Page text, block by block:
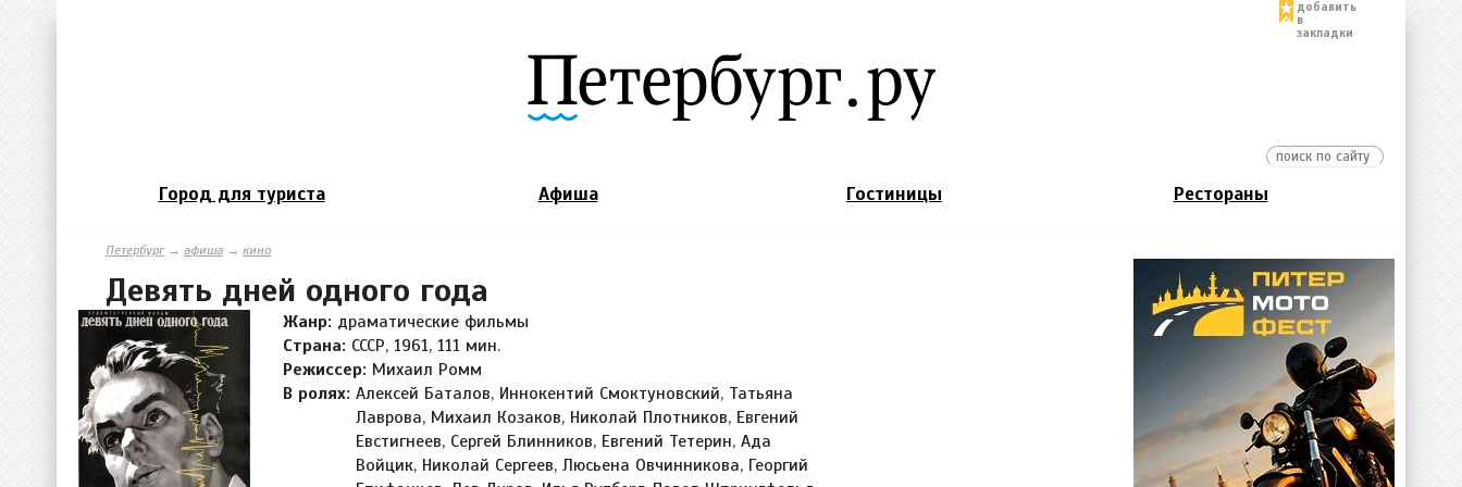
добавить
в
закладки
Город для туриста Афиша Гостиницы Рестораны
Петербург→ афиша → кино
Девять дней одного года
Жанр: драматические фильмы
Страна: СССР, 1961, 111 мин.
Режиссер: Михаил Ромм
В ролях: Алексей Баталов, Иннокентий Смоктуновский, Татьяна
Лаврова, Михаил Козаков, Николай Плотников, Евгений
Евстигнеев, Сергей Блинников, Евгений Тетерин, Ада
Войцик, Николай Сергеев, Люсьена Овчинникова, Георгий